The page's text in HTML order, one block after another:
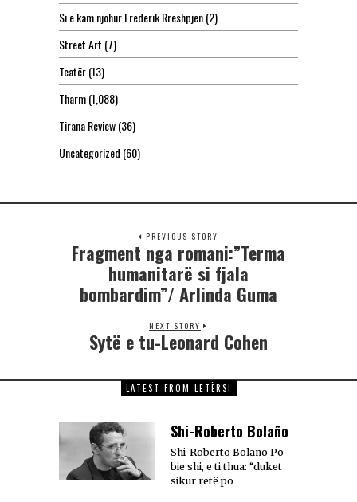
Si e kam njohur Frederik Rreshpjen(2)
Street Art (7)
Teatër(13)
Tharm(1,088)
Tirana Review(36)
Uncategorized (60)
PREVIOUS STORY
Fragment nga romani:”Terma
humanitarë si fjala
bombardim”/ Arlinda Guma
NEXT STORY
Sytë e tu-Leonard Cohen
LATEST FROM LETËRSI
Shi-Roberto Bolaño
Shi-Roberto Bolaño Po
bie shi, e ti thua: “duket
sikur retë po